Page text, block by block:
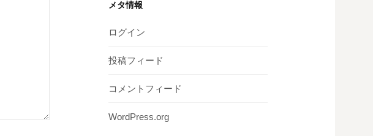
メタ情報
ログイン
投稿フィード
コメントフィード
WordPress.org